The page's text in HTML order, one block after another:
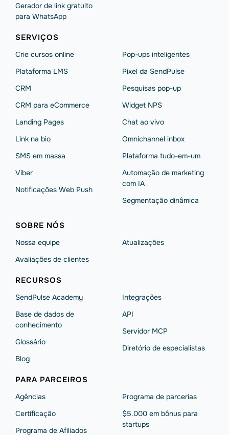
Gerador de link gratuito
para WhatsApp
SERVIÇOS
Crie cursos online
Plataforma LMS
CRM
CRM para eCommerce
Landing Pages
Link na bio
SMS em massa
Viber
Notificações Web Push
Pop-ups inteligentes
Pixel da SendPulse
Pesquisas pop-up
Widget NPS
Chat ao vivo
Omnichannel inbox
Plataforma tudo-em-um
Automação de marketing
com IA
Segmentação dinâmica
SOBRE NÓS
Nossa equipe
Avaliações de clientes
Atualizações
RECURSOS
SendPulse Academy
Base de dados de
conhecimento
Glossário
Blog
Integrações
API
Servidor MCP
Diretório de especialistas
PARA PARCEIROS
Agências
Сertificação
Programa de Afiliados
Programa de parcerias
$5.000 em bônus para
startups